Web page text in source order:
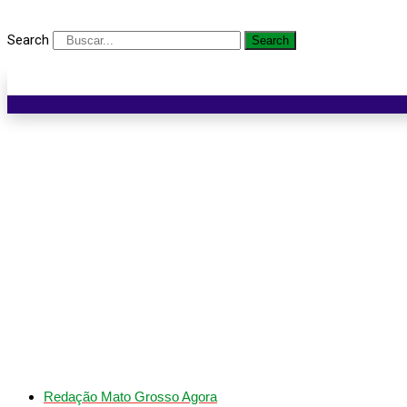
Search Search
Redação Mato Grosso Agora